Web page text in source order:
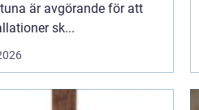
är avgörande för att
sk...